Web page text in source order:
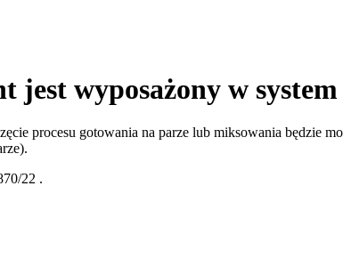
wyposażony w system
procesu gotowania na parze lub miksowania będzie
22 .